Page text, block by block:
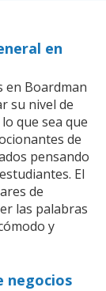
en
en Boardman
su nivel de
que sea que
de
pensando
El
de
las palabras
y
negocios